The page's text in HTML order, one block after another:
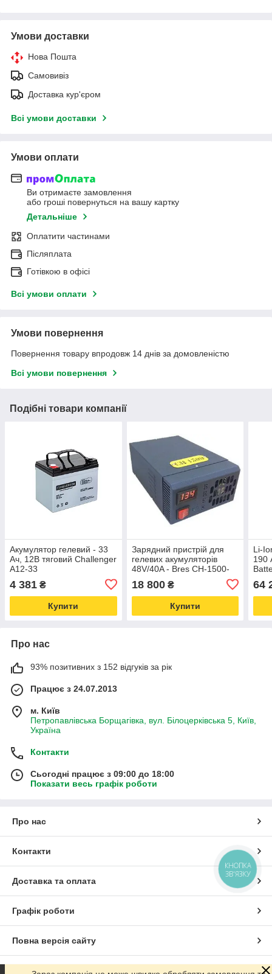
Умови доставки
Нова Пошта
Самовивіз
Доставка кур'єром
Всі умови доставки
Умови оплати
Ви отримаєте замовлення
або гроші повернуться на вашу картку
Детальніше
Оплатити частинами
Післяплата
Готівкою в офісі
Всі умови оплати
Умови повернення
Повернення товару впродовж 14 днів за домовленістю
Всі умови повернення
Подібні товари компанії
Акумулятор гелевий - 33
Ач, 12В тяговий Challenger
A12-33
4 381 ₴
Купити
Зарядний пристрій для
гелевих акумуляторів
48V/40A - Bres CH-1500-
18 800₴
Купити
Li-
190
64
Про нас
93% позитивних з 152 відгуків за рік
Працює з 24.07.2013
м. Київ
Петропавлівська Борщагівка, вул. Білоцерківська 5, Київ,
Україна
Контакти
Сьогодні працює з 09:00 до 18:00
Показати весь графік роботи
Про нас
Контакти
Доставка та оплата
Графік роботи
Повна версія сайту
Сайт створено на маркетплейсі Prom.ua
КНОПКА
ЗВ'ЯЗКУ